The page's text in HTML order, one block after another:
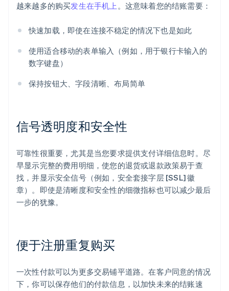
越来越多的购买发生在手机上。这意味着您的结账需要：
快速加载，即使在连接不稳定的情况下也是如此
使用适合移动的表单输入（例如，用于银行卡输入的
数字键盘）
保持按钮大、字段清晰、布局简单
信号透明度和安全性
可靠性很重要，尤其是当您要求提供支付详细信息时。尽
早显示完整的费用明细，使您的退货或退款政策易于查
找，并显示安全信号（例如，安全套接字层 [SSL] 徽
章）。即使是清晰度和安全性的细微指标也可以减少最后
一步的犹豫。
便于注册重复购买
一次性付款可以为更多交易铺平道路。在客户同意的情况
下，你可以保存他们的付款信息，以加快未来的结账速